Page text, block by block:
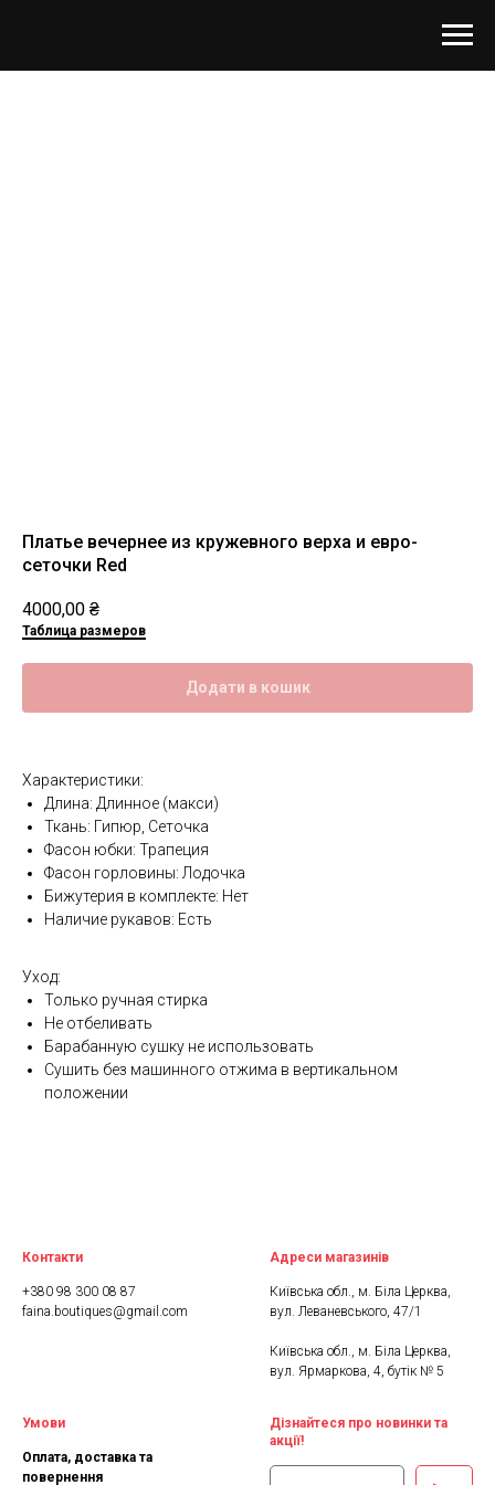
Платье вечернее из кружевного верха и евро-
сеточки Red
4000,00 ₴
Таблица размеров
Додати в кошик
Характеристики:
Длина: Длинное (макси)
Ткань: Гипюр, Сеточка
Фасон юбки: Трапеция
Фасон горловины: Лодочка
Бижутерия в комплекте: Нет
Наличие рукавов: Есть
Уход:
Только ручная стирка
Не отбеливать
Барабанную сушку не использовать
Сушить без машинного отжима в вертикальном
положении
Контакти
+380 98 300 08 87
faina.boutiques@gmail.com
Адреси магазинів
Київська обл., м. Біла Церква,
вул. Леваневського, 47/1
Київська обл., м. Біла Церква,
вул. Ярмаркова, 4, бутік № 5
Умови
Оплата, доставка та
повернення
Дізнайтеся про новинки та
акції!